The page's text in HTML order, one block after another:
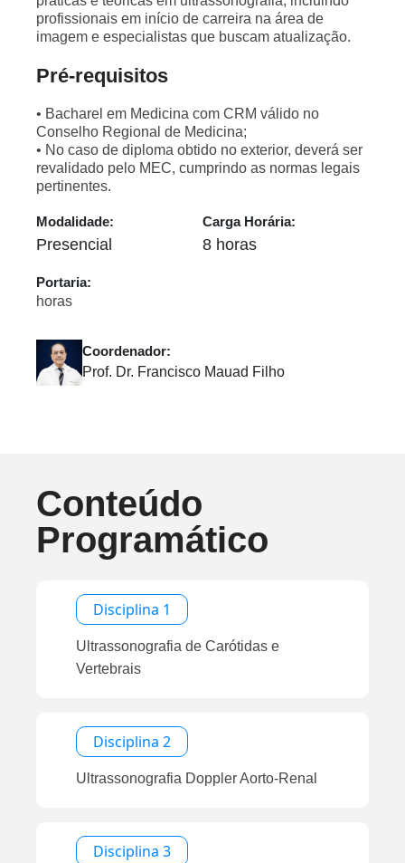
profissionais em início de carreira na área de
imagem e especialistas que buscam atualização.
Pré-requisitos
• Bacharel em Medicina com CRM válido no
Conselho Regional de Medicina;
• No caso de diploma obtido no exterior, deverá ser
revalidado pelo MEC, cumprindo as normas legais
pertinentes.
Modalidade:
Presencial
Carga Horária:
8 horas
Portaria:
horas
Coordenador:
Prof. Dr. Francisco Mauad Filho
Conteúdo
Programático
Disciplina 1
Ultrassonografia de Carótidas e
Vertebrais
Disciplina 2
Ultrassonografia Doppler Aorto-Renal
Disciplina 3